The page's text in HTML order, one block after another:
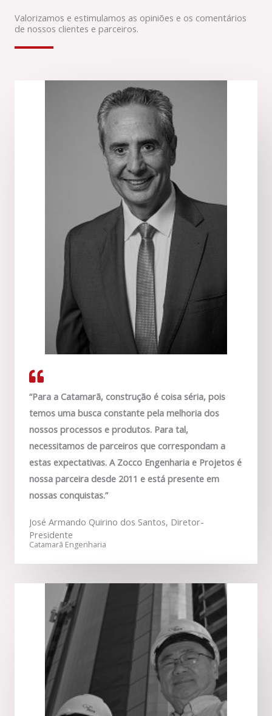
Valorizamos e estimulamos as opiniões e os comentários
de nossos clientes e parceiros.
“Para a Catamarã, construção é coisa séria, pois
temos uma busca constante pela melhoria dos
nossos processos e produtos. Para tal,
necessitamos de parceiros que correspondam a
estas expectativas. A Zocco Engenharia e Projetos é
nossa parceira desde 2011 e está presente em
nossas conquistas.”
José Armando Quirino dos Santos, Diretor-
Presidente
Catamarã Engenharia